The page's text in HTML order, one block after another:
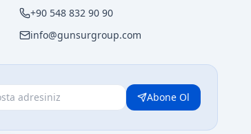
+90 548 832 90 90
info@gunsurgroup.com
Abone Ol